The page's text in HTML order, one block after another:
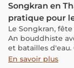
Songkran en
pratique pour
Le Songkran,
An bouddhiste
et batailles
joyeuse
En savoir plus